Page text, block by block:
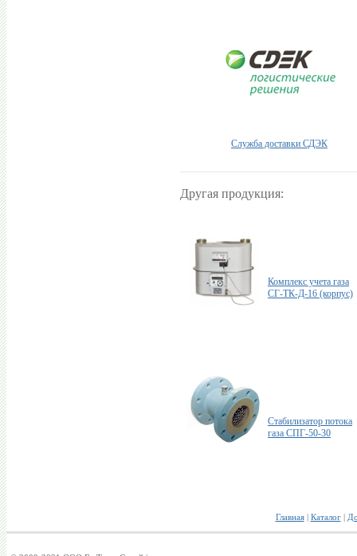
Служба доставки СДЭК
Другая продукция:
Комплекс учета газа
СГ-ТК-Д-16 (корпус)
Стабилизатор потока
газа СПГ-50-30
Главная| Каталог|